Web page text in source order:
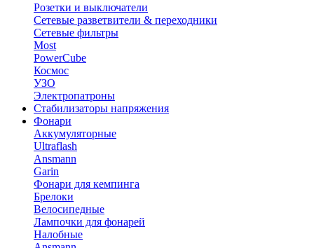
Розетки и выключатели
Сетевые разветвители & переходники
Сетевые фильтры
Most
PowerCube
Космос
УЗО
Электропатроны
Стабилизаторы напряжения
Фонари
Аккумуляторные
Ultraflash
Ansmann
Garin
Фонари для кемпинга
Брелоки
Велосипедные
Лампочки для фонарей
Налобные